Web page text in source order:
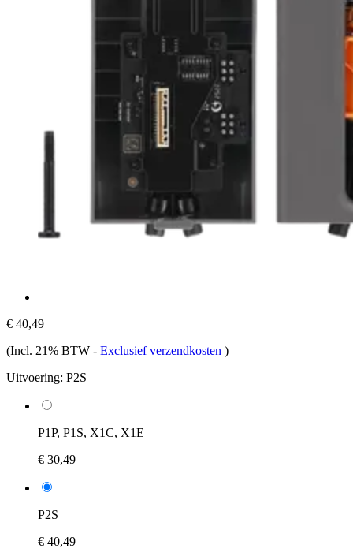
€ 40,49
(Incl. 21% BTW - Exclusief verzendkosten )
Uitvoering: P2S
P1P, P1S, X1C, X1E
€ 30,49
P2S
€ 40,49